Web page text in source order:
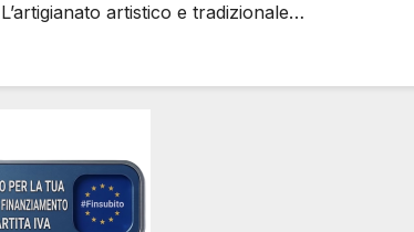
L’artigianato artistico e tradizionale…